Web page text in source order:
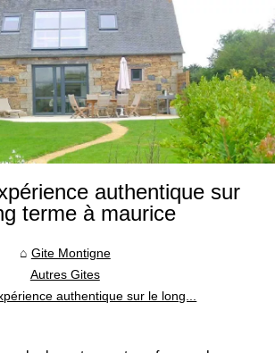
authentique sur
terme à maurice
Gite Montigne
Autres Gites
authentique sur le long...